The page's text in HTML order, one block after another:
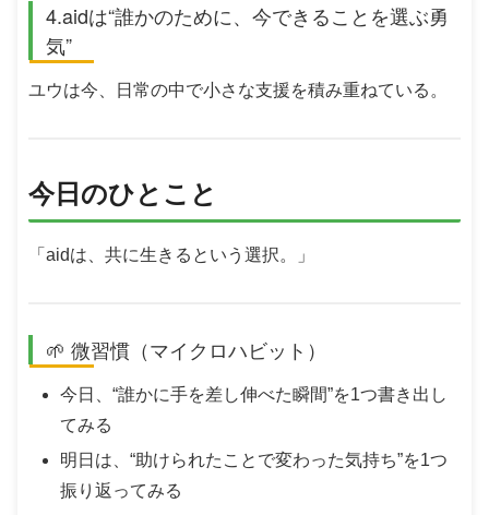
4.aidは“誰かのために、今できることを選ぶ勇
気”
ユウは今、日常の中で小さな支援を積み重ねている。
今日のひとこと
「aidは、共に生きるという選択。」
🌱 微習慣（マイクロハビット）
今日、“誰かに手を差し伸べた瞬間”を1つ書き出し
てみる
明日は、“助けられたことで変わった気持ち”を1つ
振り返ってみる